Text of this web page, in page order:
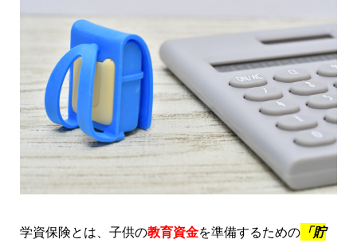
学資保険とは、子供の教育資金を準備するための「貯